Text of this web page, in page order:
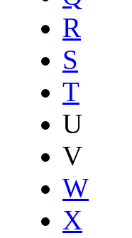
R
S
T
U
V
W
X